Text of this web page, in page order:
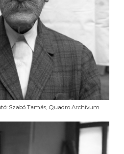
Szabó Tamás, Quadro Archívum